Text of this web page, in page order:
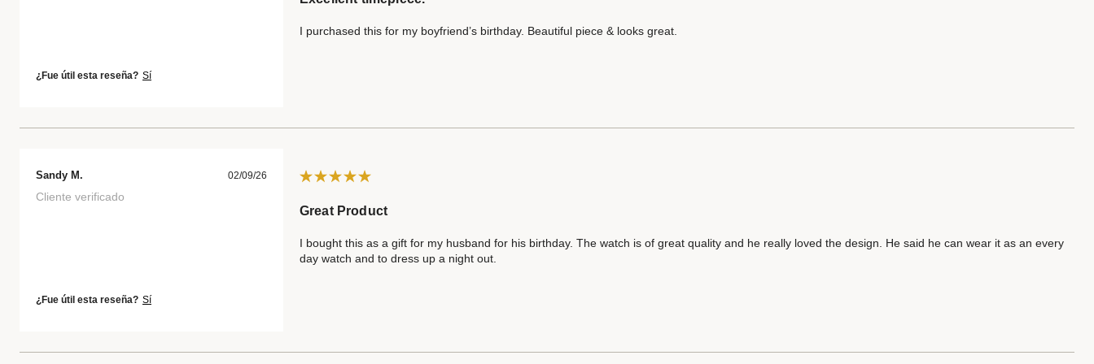
¿Fue útil esta reseña? Sí
I purchased this for my boyfriend’s birthday. Beautiful piece & looks great.
Sandy M. 02/09/26
Cliente verificado
¿Fue útil esta reseña? Sí
Great Product
I bought this as a gift for my husband for his birthday. The watch is of great quality and he really loved the design. He said he can wear it as an every
day watch and to dress up a night out.